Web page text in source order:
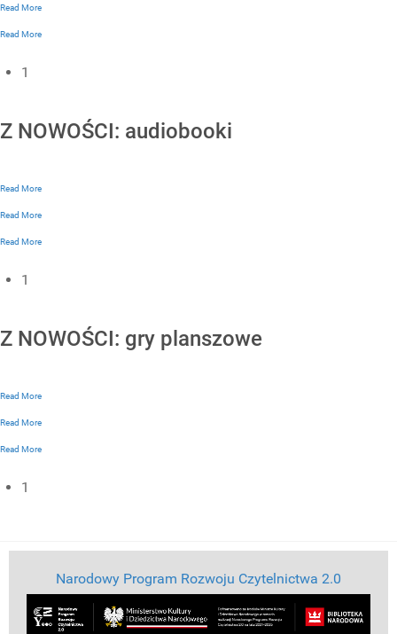
Read More
Read More
1
Z NOWOŚCI: audiobooki
Read More
Read More
Read More
1
Z NOWOŚCI: gry planszowe
Read More
Read More
Read More
1
Narodowy Program Rozwoju Czytelnictwa 2.0